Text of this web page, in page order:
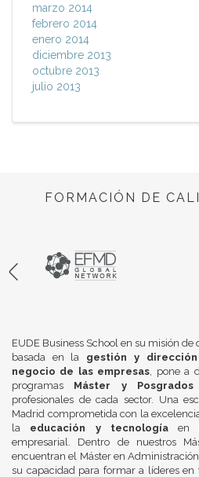
marzo 2014
febrero 2014
enero 2014
diciembre 2013
octubre 2013
julio 2013
FORMACIÓN DE
EUDE Business School en su misión
basada en la gestión y dirección
negocio de las empresas , pone a
programas Máster y Posgrados
profesionales de cada sector. Una
Madrid comprometida con la
la educación y tecnologíaen
empresarial. Dentro de nuestros
encuentran el Máster en
su capacidad para formar a líderes en